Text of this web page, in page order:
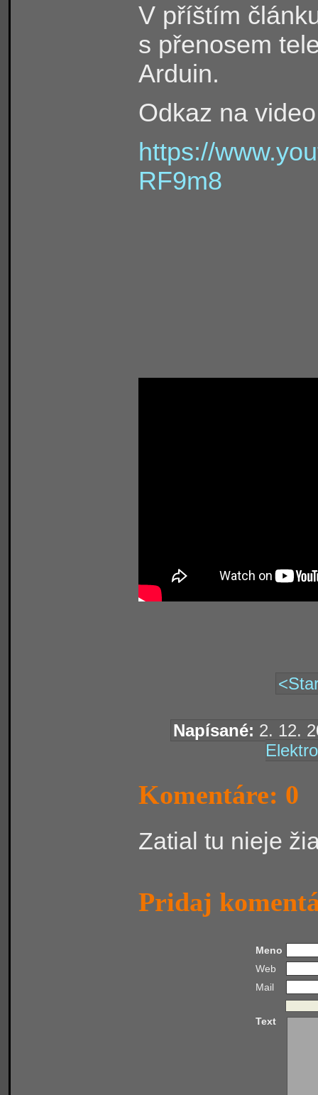
V příštím
s přenosem
Arduin.
Odkaz na
https://
RF9m8
Napísané: 2. 12.
Komentáre: 0
Zatial tu nieje
Pridaj
Meno
Web
Mail
Text